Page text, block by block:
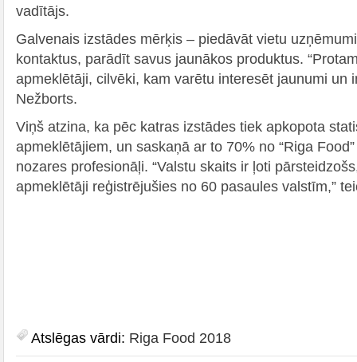
vadītājs.
Galvenais izstādes mērķis – piedāvāt vietu
kontaktus, parādīt savus jaunākos produktus.
apmeklētāji, cilvēki, kam varētu interesēt jaunumi un
Nežborts.
Viņš atzina, ka pēc katras izstādes tiek apkopota
apmeklētājiem, un saskaņā ar to 70% no “Riga
nozares profesionāļi. “Valstu skaits ir ļoti
apmeklētāji reģistrējušies no 60 pasaules valstīm,”
Atslēgas vārdi: Riga Food 2018